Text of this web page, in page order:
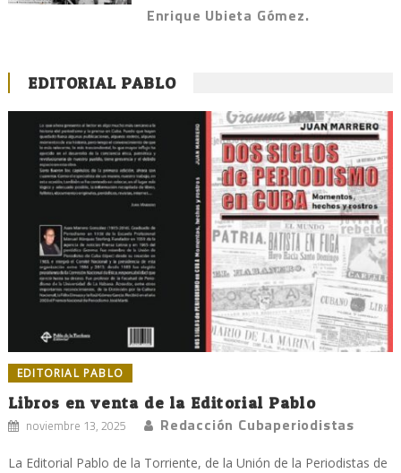
Enrique Ubieta Gómez.
EDITORIAL PABLO
EDITORIAL PABLO
Libros en venta de la Editorial Pablo
noviembre 13, 2025 Redacción Cubaperiodistas
La Editorial Pablo de la Torriente, de la Unión de la Periodistas de